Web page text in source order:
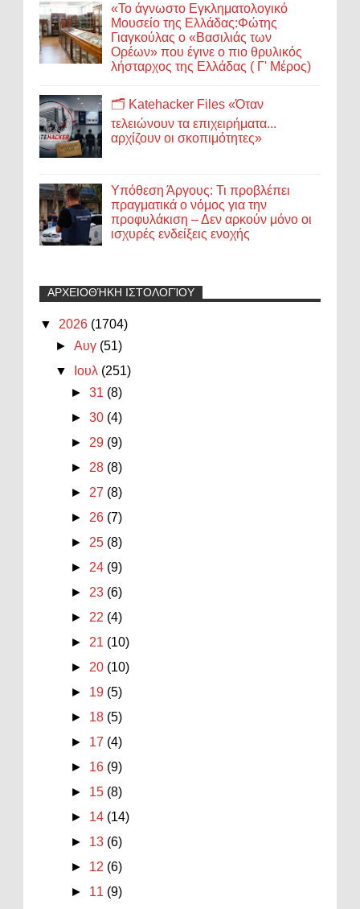
«Το άγνωστο Εγκληματολογικό
Μουσείο της Ελλάδας:Φώτης
Γιαγκούλας ο «Βασιλιάς των
Ορέων» που έγινε ο πιο θρυλικός
λήσταρχος της Ελλάδας ( Γ' Μέρος)
🗂️ Katehacker Files «Όταν
τελειώνουν τα επιχειρήματα...
αρχίζουν οι σκοπιμότητες»
Υπόθεση Άργους: Τι προβλέπει
πραγματικά ο νόμος για την
προφυλάκιση – Δεν αρκούν μόνο οι
ισχυρές ενδείξεις ενοχής
ΑΡΧΕΙΟΘΉΚΗ ΙΣΤΟΛΟΓΊΟΥ
▼ 2026 (1704)
►Αυγ (51)
▼
Ιουλ (251)
►31 (8)
►30 (4)
► 29 (9)
► 28 (8)
► 27 (8)
► 26 (7)
► 25 (8)
► 24 (9)
► 23 (6)
► 22 (4)
► 21 (10)
► 20 (10)
► 19 (5)
► 18 (5)
► 17 (4)
► 16 (9)
► 15 (8)
► 14 (14)
► 13 (6)
► 12 (6)
► 11 (9)